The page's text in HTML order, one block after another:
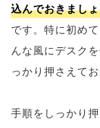
込んでおきまし
です。特に初め
んな風にデスク
っかり押さえて
手順をしっかり